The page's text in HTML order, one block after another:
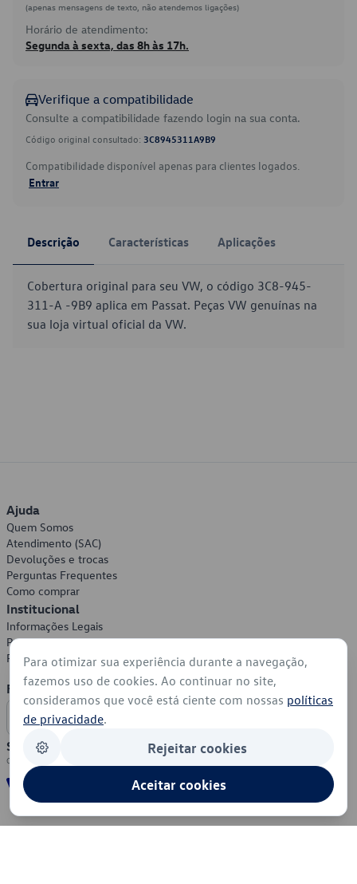
(apenas mensagens de texto, não atendemos ligações)
Horário de atendimento:
Segunda à sexta, das 8h às 17h.
Verifique a compatibilidade
Consulte a compatibilidade fazendo login na sua conta.
Código original consultado: 3C8945311A9B9
Compatibilidade disponível apenas para clientes logados.
Entrar
Descrição Características Aplicações
Cobertura original para seu VW, o código 3C8-945-
311-A -9B9 aplica em Passat. Peças VW genuínas na
sua loja virtual oficial da VW.
Ajuda
Quem Somos
Atendimento (SAC)
Devoluções e trocas
Perguntas Frequentes
Como comprar
Institucional
Informações Legais
Política de Privacidade
Política de Cookies
Formas de Pagamento
Segurança
Para otimizar sua experiência durante a navegação,
fazemos uso de cookies. Ao continuar no site,
consideramos que você está ciente com nossas políticas
de privacidade.
Rejeitar cookies
Aceitar cookies